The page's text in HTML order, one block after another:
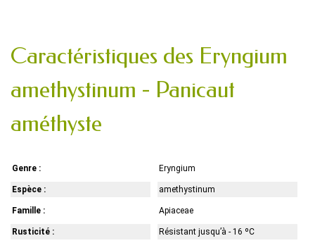
Caractéristiques des Eryngium
amethystinum - Panicaut
améthyste
Genre : Eryngium
Espèce : amethystinum
Famille : Apiaceae
Rusticité : Résistant jusqu’à - 16 ºC